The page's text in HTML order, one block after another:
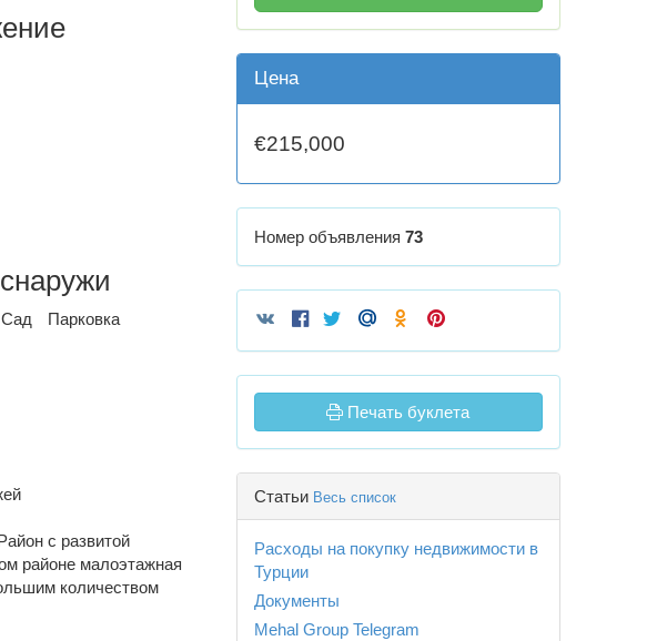
Сад Парковка
с развитой
районе малоэтажная
количеством
Цена
€215,000
Номер объявления 73
Печать буклета
Статьи Весь список
Расходы на покупку недвижимости в
Турции
Документы
Mehal Group Telegram